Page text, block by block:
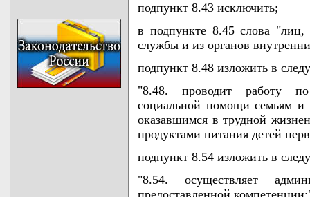
подпункт 8.43 исключить;
в подпункте 8.45 слова "лиц,
службы и из органов
подпункт 8.48 изложить в
"8.48. проводит работу по
социальной помощи семьям и
оказавшимся в трудной
продуктами питания детей
подпункт 8.54 изложить в
"8.54. осуществляет
предоставленной